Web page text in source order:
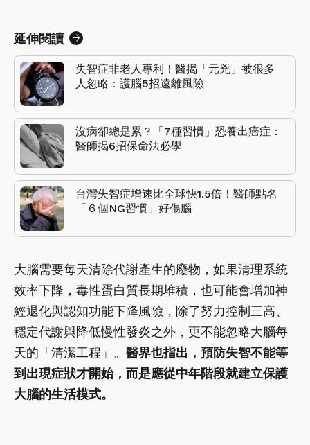
延伸閱讀
失智症非老人專利！醫揭「元兇」被很多
人忽略：護腦5招遠離風險
沒病卻總是累？「7種習慣」恐養出癌症：
醫師揭6招保命法必學
台灣失智症增速比全球快1.5倍！醫師點名
「６個NG習慣」好傷腦
大腦需要每天清除代謝產生的廢物，如果清理系統
效率下降，毒性蛋白質長期堆積，也可能會增加神
經退化與認知功能下降風險，除了努力控制三高、
穩定代謝與降低慢性發炎之外，更不能忽略大腦每
天的「清潔工程」。 醫界也指出，預防失智不能等
到出現症狀才開始，而是應從中年階段就建立保護
大腦的生活模式。